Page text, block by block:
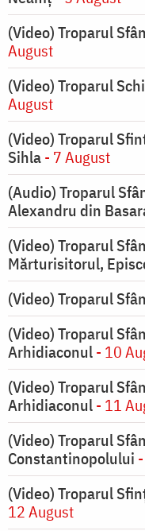
(Video) Troparul
August
(Video) Troparul
August
(Video) Troparul
Sihla- 7 August
(Audio) Troparul
Alexandru din
(Video) Troparul
Mărturisitorul,
(Video) Troparul
(Video) Troparul
Arhidiaconul- 10
(Video) Troparul
Arhidiaconul- 11
(Video) Troparul
Constantinopolului
(Video) Troparul
12 August